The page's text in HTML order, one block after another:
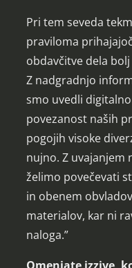
Pri tem seveda
praviloma
obdavčitve dela
Z nadgradnjo
smo uvedli
povezanost naših
pogojih visoke
nujno. Z uvajanjem
želimo povečevati
in obenem
materialov, kar ni
naloga.”